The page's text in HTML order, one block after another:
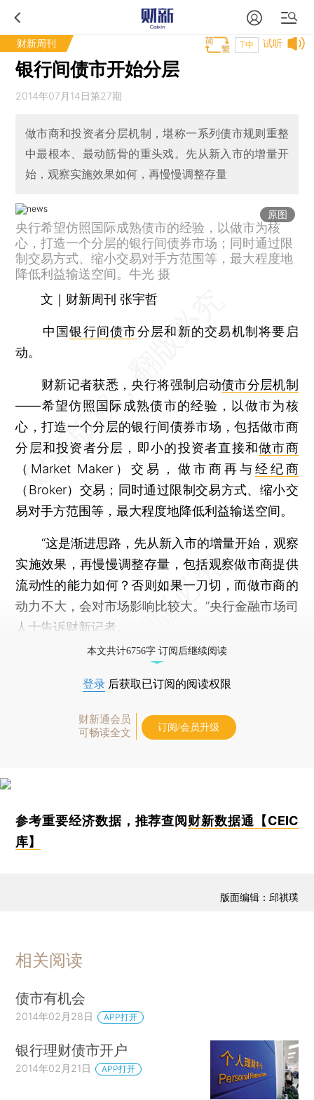
财新周刊 试听
T中
银行间债市开始分层
2014年07月14日第27期
做市商和投资者分层机制，堪称一系列债市规则重整
中最根本、最动筋骨的重头戏。先从新入市的增量开
始，观察实施效果如何，再慢慢调整存量
原图
央行希望仿照国际成熟债市的经验，以做市为核
心，打造一个分层的银行间债券市场；同时通过限
制交易方式、缩小交易对手方范围等，最大程度地
降低利益输送空间。牛光 摄
文｜财新周刊 张宇哲
中国银行间债市分层和新的交易机制将要启
动。
财新记者获悉，央行将强制启动债市分层机制
——希望仿照国际成熟债市的经验，以做市为核
心，打造一个分层的银行间债券市场，包括做市商
分层和投资者分层，即小的投资者直接和做市商
（Market Maker）交易，做市商再与经纪商
（Broker）交易；同时通过限制交易方式、缩小交
易对手方范围等，最大程度地降低利益输送空间。
“这是渐进思路，先从新入市的增量开始，观察
实施效果，再慢慢调整存量，包括观察做市商提供
流动性的能力如何？否则如果一刀切，而做市商的
动力不大，会对市场影响比较大。”央行金融市场司
人士告诉财新记者。
本文共计6756字 订阅后继续阅读
登录 后获取已订阅的阅读权限
财新通会员
可畅读全文
订阅/会员升级
参考重要经济数据，推荐查阅 财新数据通【CEIC
库】
版面编辑：邱祺璞
相关阅读
债市有机会
2014年02月28日 APP打开
银行理财债市开户
2014年02月21日 APP打开